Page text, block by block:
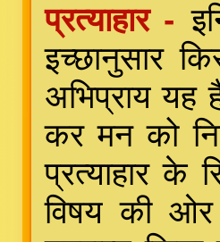
प्रत्याहार -
इच्छानुसार
अभिप्राय यह
कर मन को
प्रत्याहार के
विषय की ओर